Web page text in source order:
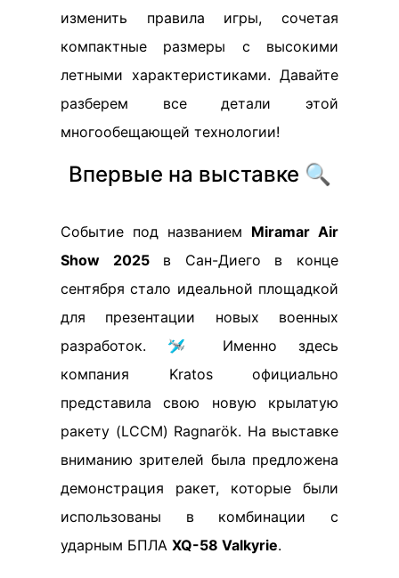
изменить правила игры, сочетая
компактные размеры с высокими
летными характеристиками. Давайте
разберем все детали этой
многообещающей технологии!
Впервые на выставке 🔍
Событие под названием Miramar Air
Show 2025в Сан-Диего в конце
сентября стало идеальной площадкой
для презентации новых военных
разработок. 🛩️ Именно здесь
компания Kratos официально
представила свою новую крылатую
ракету (LCCM) Ragnarök. На выставке
вниманию зрителей была предложена
демонстрация ракет, которые были
использованы в комбинации с
ударным БПЛА XQ-58 Valkyrie.